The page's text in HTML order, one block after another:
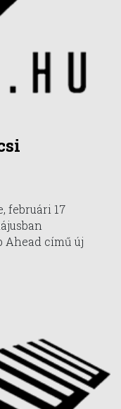
februári 17
Ahead című új